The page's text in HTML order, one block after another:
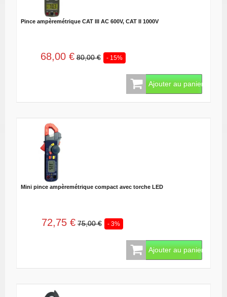
Pince ampèremétrique CAT III AC 600V, CAT II 1000V
68,00 € 80,00 € - 15%
Ajouter au panier
Mini pince ampèremétrique compact avec torche LED
72,75 € 75,00 € - 3%
Ajouter au panier